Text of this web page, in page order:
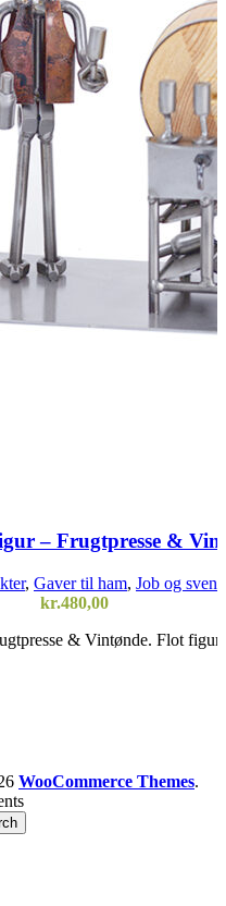
– Frugtpresse &
, Gaver til ham, Job og
kr.480,00
& Vintønde. Flot
WooCommerce Themes.